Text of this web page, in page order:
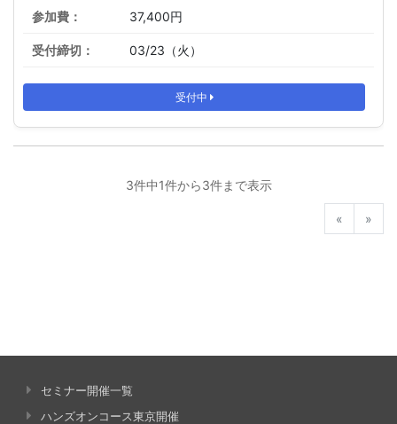
37,400円
03/23（火）
受付中
3件中1件から3件まで表示
« 前へ»
セミナー開催一覧
ハンズオンコース東京開催